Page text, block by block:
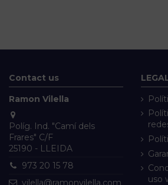
Contact us
Ramon Vilella
Políg. Ind. "Camí dels
Frares" C/F
25190 - LLEIDA
973 20 15 78
vilella@ramonvilella.com
uso